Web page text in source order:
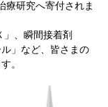
療研究へ寄付されま
、瞬間接着剤
ル」など、皆さまの
。